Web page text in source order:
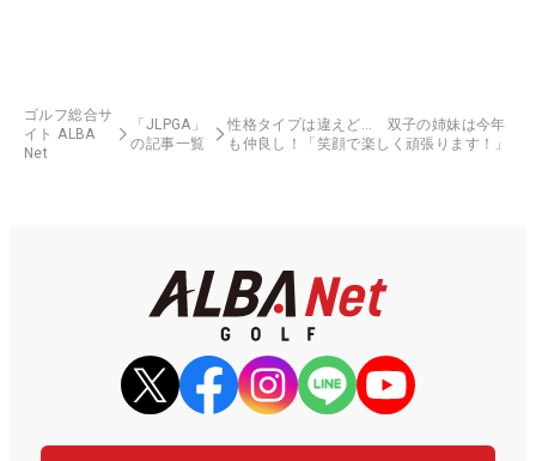
ゴルフ総合サ
イト ALBA
Net
「JLPGA」
の記事一覧
性格タイプは違えど… 双子の姉妹は今年
も仲良し！「笑顔で楽しく頑張ります！」